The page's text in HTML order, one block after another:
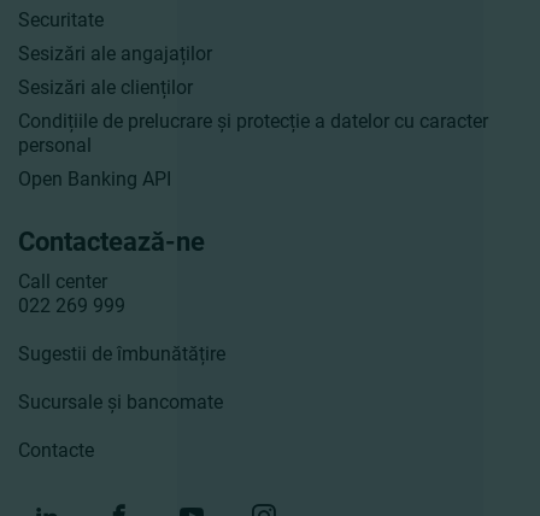
Securitate
Sesizări ale angajaților
Sesizări ale clienților
Condițiile de prelucrare și protecție a datelor cu caracter
personal
Open Banking API
Contactează-ne
Call center
022 269 999
Sugestii de îmbunătățire
Sucursale și bancomate
Contacte